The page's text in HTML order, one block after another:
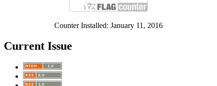
Counter Installed: January 11, 2016
Current Issue